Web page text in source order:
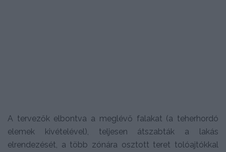
A tervezők elbontva a meglévő falakat (a teherhordó
elemek kivételével), teljesen átszabták a lakás
elrendezését, a több zónára osztott teret tolóajtókkal